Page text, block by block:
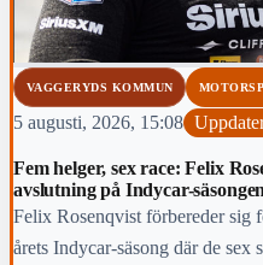
VAGGERYDS KOMMUN
5 augusti, 2026, 15:08
Fem helger, sex race: Felix
avslutning på Indycar-säsongen
Felix Rosenqvist förbereder sig
årets Indycar-säsong där de sex